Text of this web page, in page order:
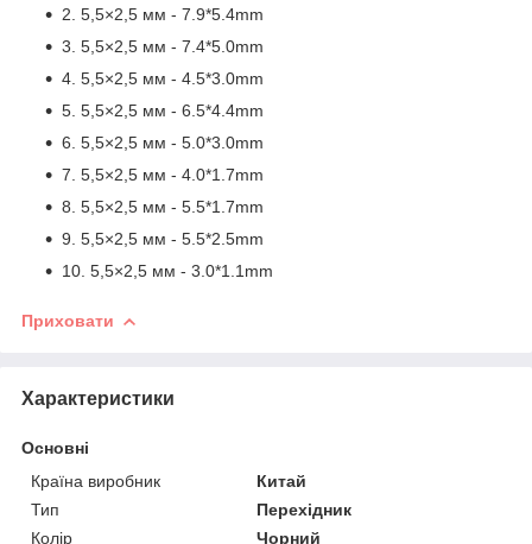
2. 5,5×2,5 мм - 7.9*5.4mm
3. 5,5×2,5 мм - 7.4*5.0mm
4. 5,5×2,5 мм - 4.5*3.0mm
5. 5,5×2,5 мм - 6.5*4.4mm
6. 5,5×2,5 мм - 5.0*3.0mm
7. 5,5×2,5 мм - 4.0*1.7mm
8. 5,5×2,5 мм - 5.5*1.7mm
9. 5,5×2,5 мм - 5.5*2.5mm
10. 5,5×2,5 мм - 3.0*1.1mm
Приховати
Характеристики
Основні
Країна виробник
Китай
Тип
Перехідник
Колір
Чорний